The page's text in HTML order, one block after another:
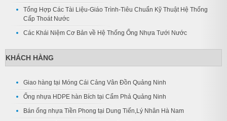
Tổng Hợp Các Tài Liệu-Giáo Trình-Tiêu Chuẩn Kỹ Thuật Hệ Thống
Cấp Thoát Nước
Các Khái Niệm Cơ Bản về Hệ Thống Ống Nhựa Tưới Nước
KHÁCH HÀNG
Giao hàng tại Móng Cái Cảng Vân Đồn Quảng Ninh
Ống nhựa HDPE hàn Bích tại Cẩm Phả Quảng Ninh
Bán ống nhựa Tiền Phong tại Dung Tiến,Lý Nhân Hà Nam